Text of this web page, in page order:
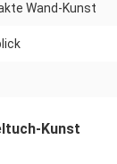
Wand-Kunst
Kunst